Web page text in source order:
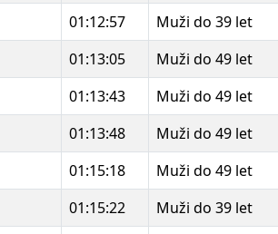
01:12:57 Muži do 39 let
01:13:05 Muži do 49 let
01:13:43 Muži do 49 let
01:13:48 Muži do 49 let
01:15:18 Muži do 49 let
01:15:22 Muži do 39 let